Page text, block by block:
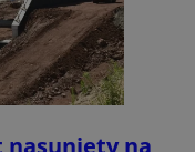
nasunięty na